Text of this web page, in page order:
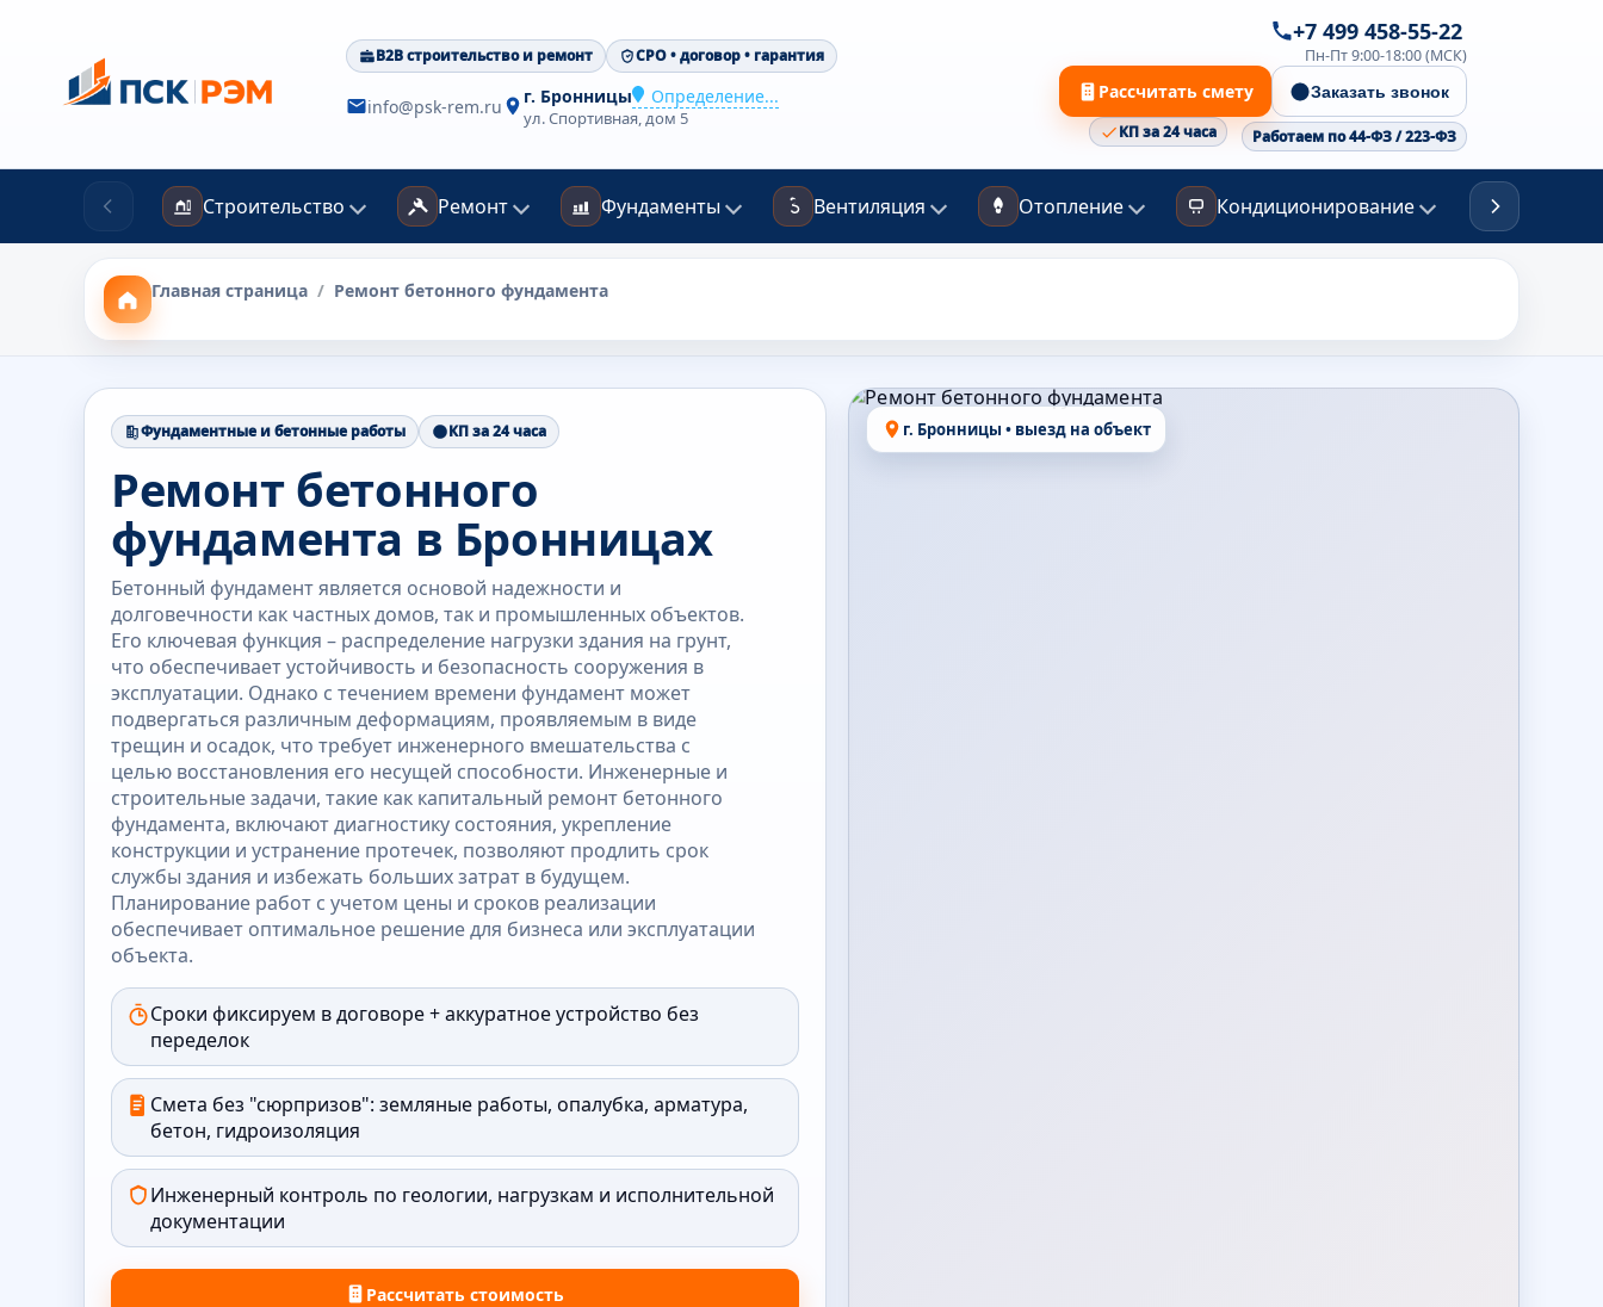
B2B строительство и ремонт СРО • договор • гарантия
info@psk-rem.ru г. Бронницы Определение...
ул. Спортивная, дом 5
+7 499 458-55-22
Пн-Пт 9:00-18:00 (МСК)
Рассчитать смету Заказать звонок
КП за 24 часа Работаем по 44-ФЗ / 223-ФЗ
Строительство Ремонт Фундаменты Вентиляция Отопление Кондиционирование
Главная страница / Ремонт бетонного фундамента
Фундаментные и бетонные работы КП за 24 часа
Ремонт бетонного
фундамента в Бронницах
Бетонный фундамент является основой надежности и
долговечности как частных домов, так и промышленных объектов.
Его ключевая функция – распределение нагрузки здания на грунт,
что обеспечивает устойчивость и безопасность сооружения в
эксплуатации. Однако с течением времени фундамент может
подвергаться различным деформациям, проявляемым в виде
трещин и осадок, что требует инженерного вмешательства с
целью восстановления его несущей способности. Инженерные и
строительные задачи, такие как капитальный ремонт бетонного
фундамента, включают диагностику состояния, укрепление
конструкции и устранение протечек, позволяют продлить срок
службы здания и избежать больших затрат в будущем.
Планирование работ с учетом цены и сроков реализации
обеспечивает оптимальное решение для бизнеса или эксплуатации
объекта.
Сроки фиксируем в договоре + аккуратное устройство без
переделок
Смета без "сюрпризов": земляные работы, опалубка, арматура,
бетон, гидроизоляция
Инженерный контроль по геологии, нагрузкам и исполнительной
документации
Рассчитать стоимость
г. Бронницы • выезд на объект